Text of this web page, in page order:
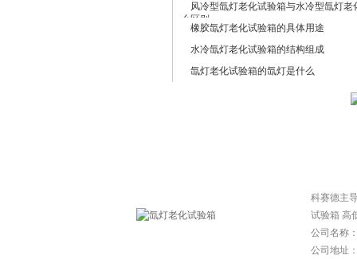
风冷型氙灯老化试验箱与水冷型氙灯老
么区别
橡胶氙灯老化试验箱的具体用途
水冷氙灯老化试验箱的结构组成
氙灯老化试验箱的氙灯是什么
科赛德主
试验箱 高
公司名称
公司地址